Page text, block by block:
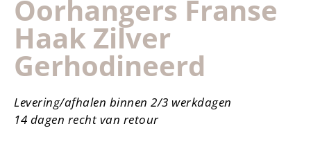
Oorhangers Franse
Haak Zilver
Gerhodineerd
Levering/afhalen binnen 2/3 werkdagen
14 dagen recht van retour